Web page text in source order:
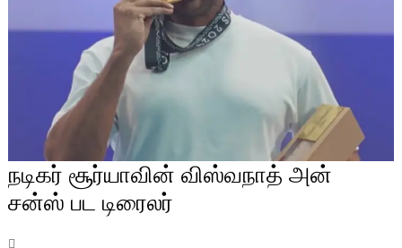
நடிகர் சூர்யாவின் விஸ்வநாத் அன்
சன்ஸ் பட டிரைலர்